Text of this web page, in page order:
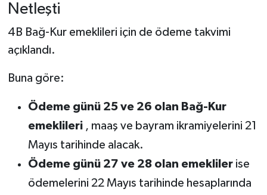
Netleşti
4B Bağ-Kur emeklileri için de ödeme takvimi
açıklandı.
Buna göre:
Ödeme günü 25 ve 26 olan Bağ-Kur
emeklileri, maaş ve bayram ikramiyelerini 21
Mayıs tarihinde alacak.
Ödeme günü 27 ve 28 olan emeklilerise
ödemelerini 22 Mayıs tarihinde hesaplarında